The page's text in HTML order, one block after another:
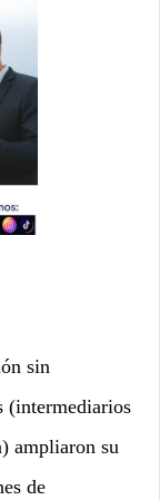
sin
(intermediarios
ampliaron su
de